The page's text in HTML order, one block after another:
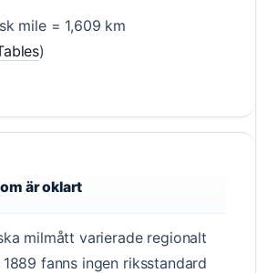
mile = 1,609 km
)
är oklart
milmått varierade regionalt
1889 fanns ingen riksstandard